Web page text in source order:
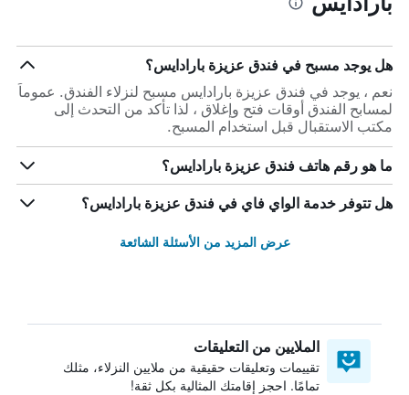
هل يوجد مسبح في فندق عزيزة بارادايس؟
نعم ، يوجد في فندق عزيزة بارادايس مسبح لنزلاء الفندق. عموماً
لمسابح الفندق أوقات فتح وإغلاق ، لذا تأكد من التحدث إلى
مكتب الاستقبال قبل استخدام المسبح.
ما هو رقم هاتف فندق عزيزة بارادايس؟
هل تتوفر خدمة الواي فاي في فندق عزيزة بارادايس؟
عرض المزيد من الأسئلة الشائعة
الملايين من التعليقات
تقييمات وتعليقات حقيقية من ملايين النزلاء، مثلك
تمامًا. احجز إقامتك المثالية بكل ثقة!